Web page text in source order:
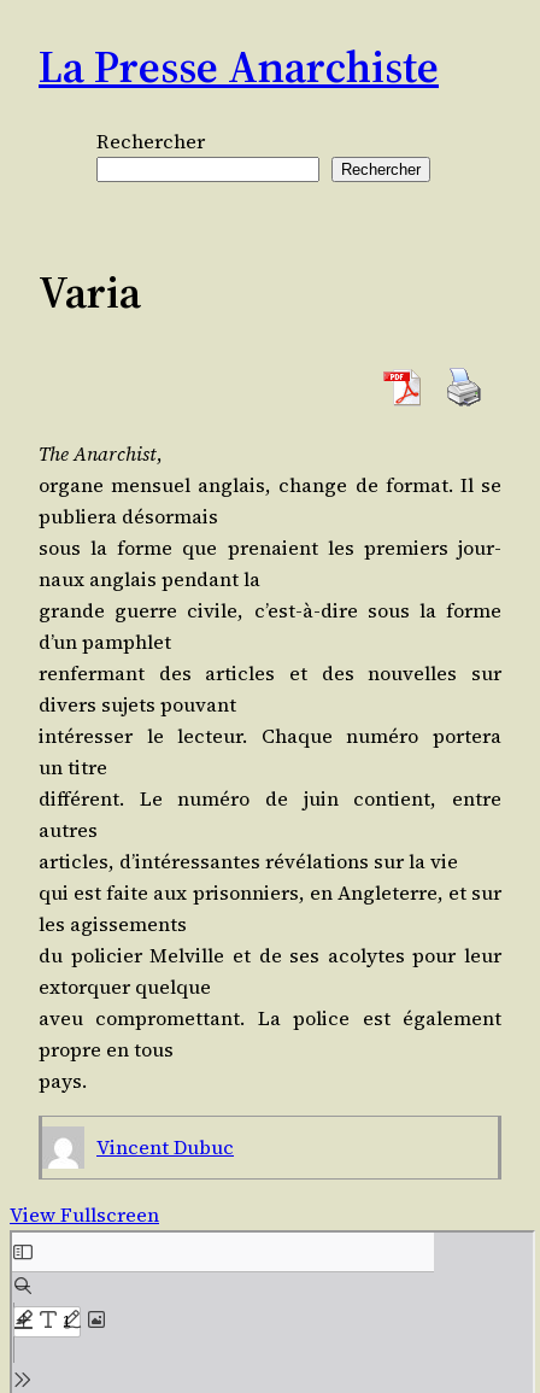
contenu
La Presse Anarchiste
Rechercher
Rechercher
Varia
The Anar­chist,
organe men­suel anglais, change de for­mat. Il se
publie­ra désormais
sous la forme que pre­naient les pre­miers jour­
naux anglais pen­dant la
grande guerre civile, c’est-à-dire sous la forme
d’un pamphlet
ren­fer­mant des articles et des nou­velles sur
divers sujets pouvant
inté­res­ser le lec­teur. Chaque numé­ro por­te­ra
un titre
dif­fé­rent. Le numé­ro de juin contient, entre
autres
articles, d’in­té­res­santes révé­la­tions sur la vie
qui est faite aux pri­son­niers, en Angle­terre, et sur
les agissements
du poli­cier Mel­ville et de ses aco­lytes pour leur
extor­quer quelque
aveu com­pro­met­tant. La police est éga­le­ment
propre en tous
pays.
Vincent Dubuc
View Fullscreen